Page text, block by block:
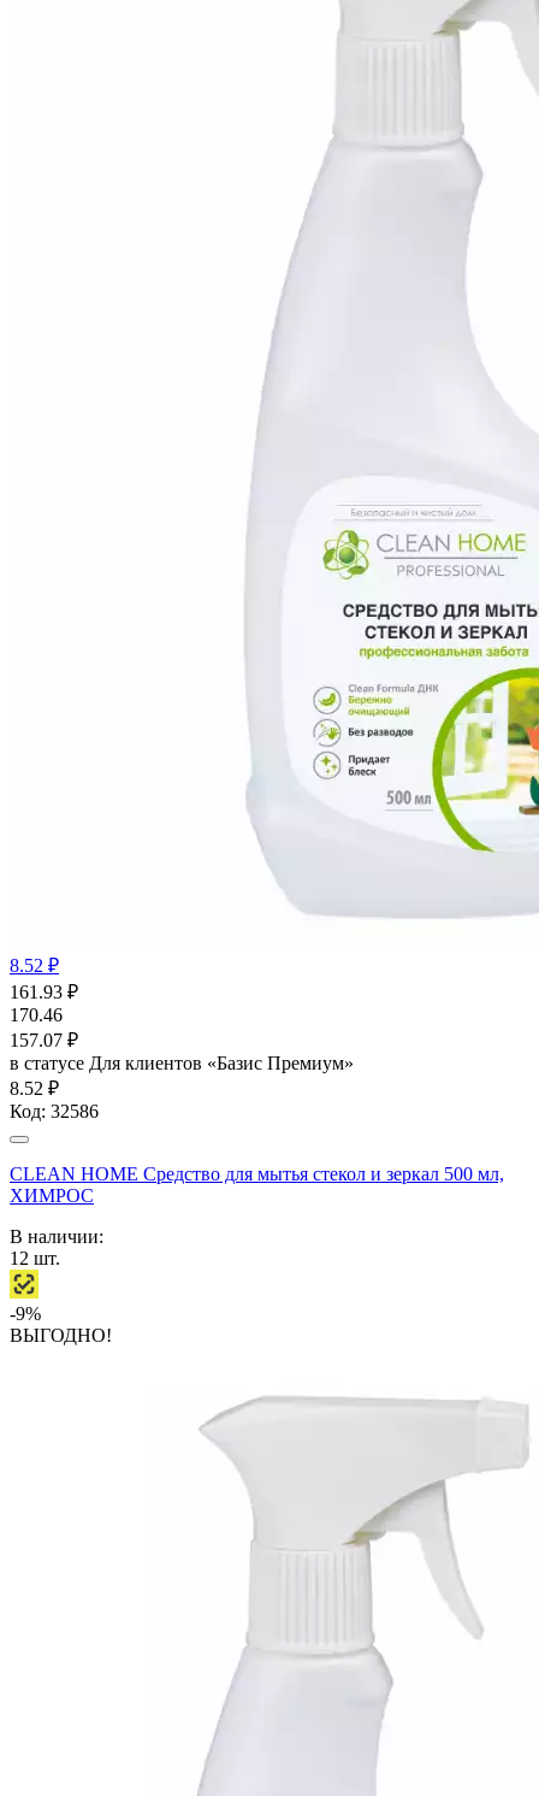
8.52 ₽
161.93 ₽
170.46
157.07 ₽
в статусе Для клиентов «Базис Премиум»
8.52 ₽
Код: 32586
CLEAN HOME Средство для мытья стекол и зеркал 500 мл,
ХИМРОС
В наличии:
12 шт.
-9%
ВЫГОДНО!